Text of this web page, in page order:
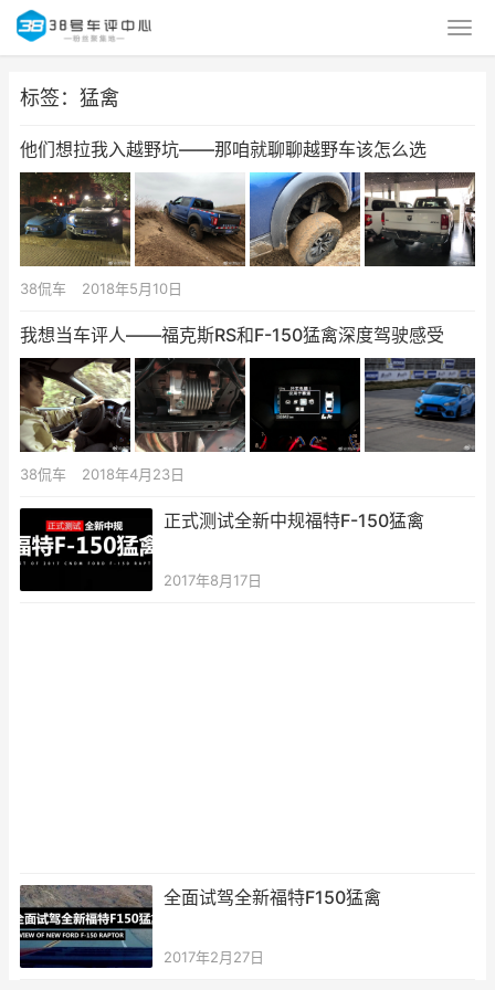
标签：猛禽
他们想拉我入越野坑——那咱就聊聊越野车该怎么选
38侃车 2018年5月10日
我想当车评人——福克斯RS和F-150猛禽深度驾驶感受
38侃车 2018年4月23日
正式测试全新中规福特F-150猛禽
2017年8月17日
全面试驾全新福特F150猛禽
2017年2月27日